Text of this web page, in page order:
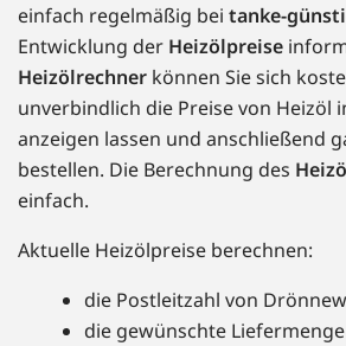
einfach regelmäßig bei tanke-
Entwicklung der Heizölpreise
Heizölrechner können Sie sich
unverbindlich die Preise von Heizöl
anzeigen lassen und anschließend
bestellen. Die Berechnung des
einfach.
Aktuelle Heizölpreise berechnen:
die Postleitzahl von
die gewünschte Liefermenge